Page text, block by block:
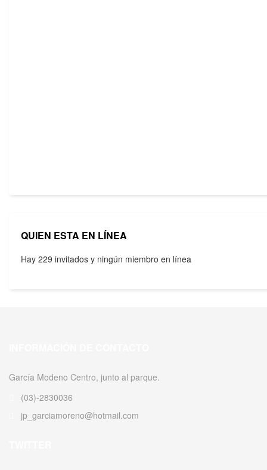
QUIEN ESTA EN LÍNEA
Hay 229 invitados y ningún miembro en línea
García Modeno Centro, junto al parque.
(03)-2830036
jp_garciamoreno@hotmail.com